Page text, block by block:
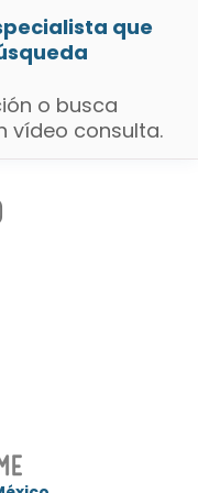
que
o busca
vídeo consulta.